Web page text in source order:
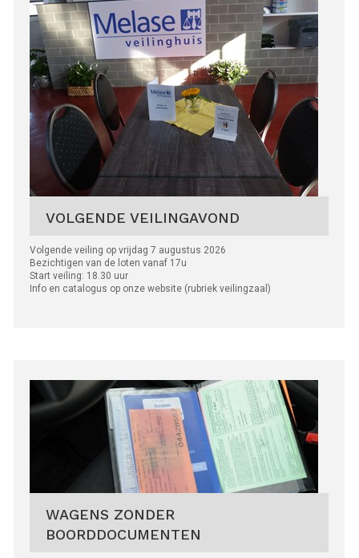
VOLGENDE VEILINGAVOND
Volgende veiling op vrijdag 7 augustus 2026
Bezichtigen van de loten vanaf 17u
Start veiling: 18.30 uur
Info en catalogus op onze website (rubriek veilingzaal)
WAGENS ZONDER
BOORDDOCUMENTEN